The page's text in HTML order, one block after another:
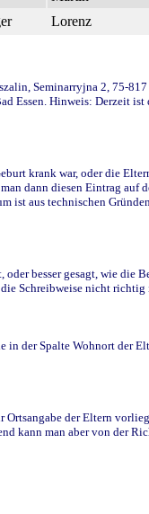
Lorenz
Seminarryjna 2, 75-
Essen. Hinweis: Derzeit
krank war, oder die
dann diesen Eintrag auf
ist aus technischen
besser gesagt, wie die
Schreibweise nicht
der Spalte Wohnort der
der Eltern
kann man aber von der